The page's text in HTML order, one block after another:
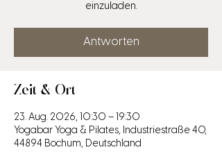
einzuladen.
Antworten
Zeit & Ort
23. Aug. 2026, 10:30 – 19:30
Yogabar Yoga & Pilates, Industriestraße 40,
44894 Bochum, Deutschland